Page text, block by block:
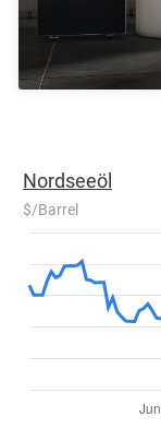
Nordseeöl
$/Barrel